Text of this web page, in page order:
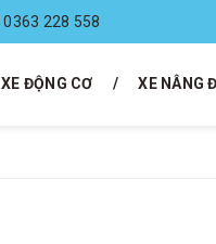
0363 228 558
XE ĐỘNG CƠ XE NÂNG